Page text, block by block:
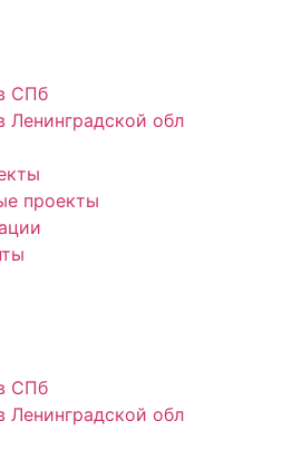
СПб
Ленинградской обл
проекты
СПб
Ленинградской обл